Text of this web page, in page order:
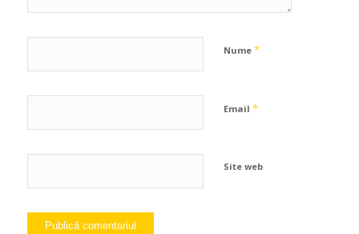
Nume *
Email *
Site web